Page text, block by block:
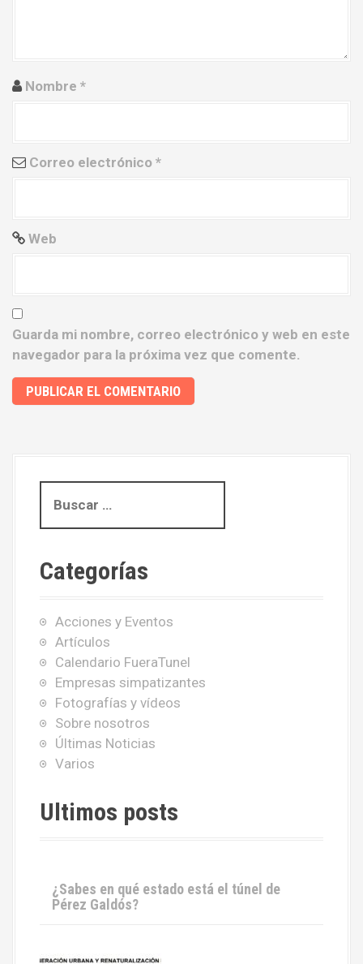
t
a
a
s
Nombre *
Correo electrónico *
Web
Guarda mi nombre, correo electrónico y web en este
navegador para la próxima vez que comente.
s
a
Categorías
Acciones y Eventos
Artículos
Calendario FueraTunel
Empresas simpatizantes
Fotografías y vídeos
Sobre nosotros
Últimas Noticias
Varios
Ultimos posts
¿Sabes en qué estado está el túnel de
Pérez Galdós?